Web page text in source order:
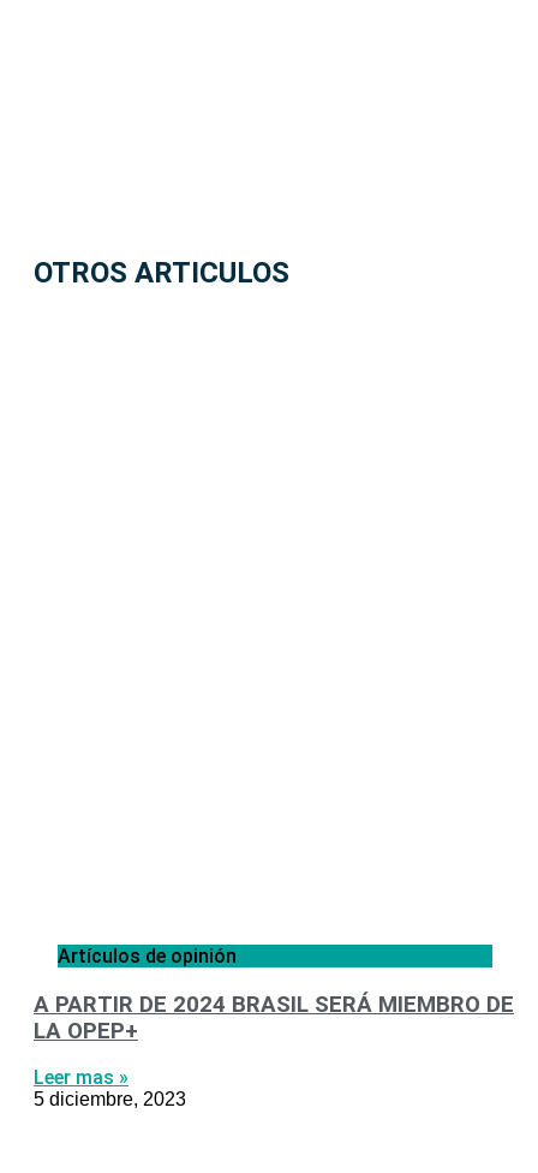
OTROS ARTICULOS
Artículos de opinión
A PARTIR DE 2024 BRASIL SERÁ MIEMBRO DE
LA OPEP+
Leer mas »
5 diciembre, 2023